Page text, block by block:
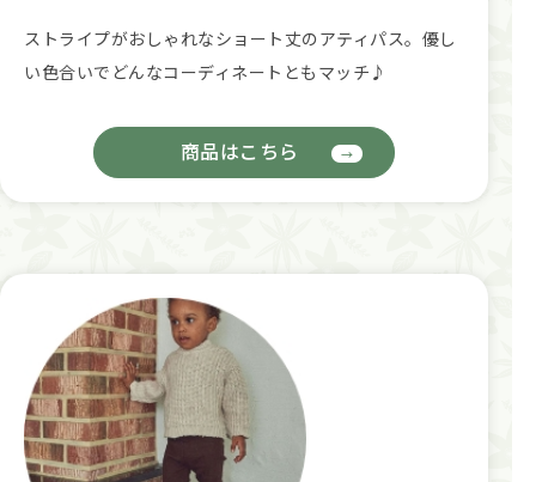
ストライプがおしゃれなショート丈のアティパス。優し
い色合いでどんなコーディネートともマッチ♪
商品はこちら